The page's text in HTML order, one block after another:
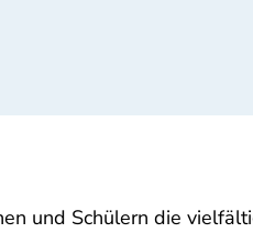
und Schülern die